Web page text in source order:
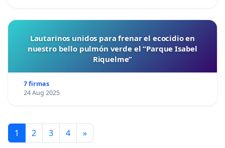
Lautarinos unidos para frenar el ecocidio en
nuestro bello pulmón verde el “Parque Isabel
Riquelme”
7 firmas
24 Aug 2025
1 2 3 4 »